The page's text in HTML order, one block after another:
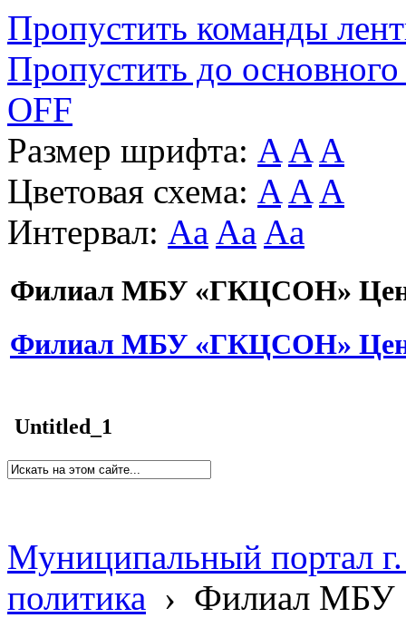
Пропустить команды
Пропустить до основного
OFF
Размер шрифта: A A A
Цветовая схема: A A A
Интервал: Aa Aa Aa
Филиал МБУ «ГКЦСОН»
Филиал МБУ «ГКЦСОН»
Untitled_1
Муниципальный портал
политика › Филиал МБУ